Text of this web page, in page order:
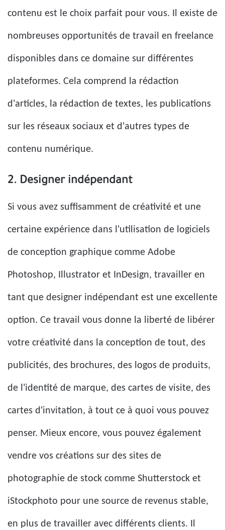
contenu est le choix parfait pour vous. Il existe de
nombreuses opportunités de travail en freelance
disponibles dans ce domaine sur différentes
plateformes. Cela comprend la rédaction
d'articles, la rédaction de textes, les publications
sur les réseaux sociaux et d'autres types de
contenu numérique.
2. Designer indépendant
Si vous avez suffisamment de créativité et une
certaine expérience dans l'utilisation de logiciels
de conception graphique comme Adobe
Photoshop, Illustrator et InDesign, travailler en
tant que designer indépendant est une excellente
option. Ce travail vous donne la liberté de libérer
votre créativité dans la conception de tout, des
publicités, des brochures, des logos de produits,
de l'identité de marque, des cartes de visite, des
cartes d'invitation, à tout ce à quoi vous pouvez
penser. Mieux encore, vous pouvez également
vendre vos créations sur des sites de
photographie de stock comme Shutterstock et
iStockphoto pour une source de revenus stable,
en plus de travailler avec différents clients. Il